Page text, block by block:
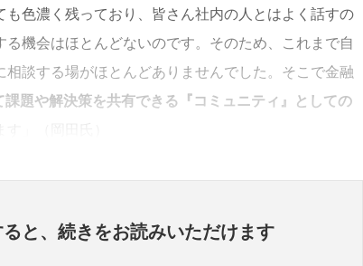
色濃く残っており、皆さん社内の人とはよく話すの
機会はほとんどないのです。そのため、これまで自
談する場がほとんどありませんでした。そこで金融
題や解決策を共有できる『コミュニティ』としての
と、続きをお読みいただけます